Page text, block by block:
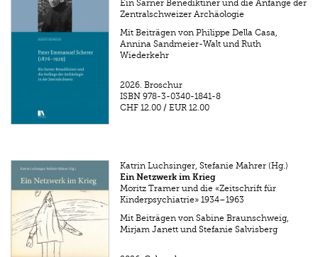
Ein Sarner Benediktiner und die Anfänge der
Zentralschweizer Archäologie
Mit Beiträgen von Philippe Della Casa,
Annina Sandmeier-Walt und Ruth
Wiederkehr
2026. Broschur
ISBN 978-3-0340-1841-8
CHF 12.00 /EUR 12.00
Katrin Luchsinger, Stefanie Mahrer (Hg.)
Ein Netzwerk im Krieg
Moritz Tramer und die «Zeitschrift für
Kinderpsychiatrie» 1934–1963
Mit Beiträgen von Sabine Braunschweig,
Mirjam Janett und Stefanie Salvisberg